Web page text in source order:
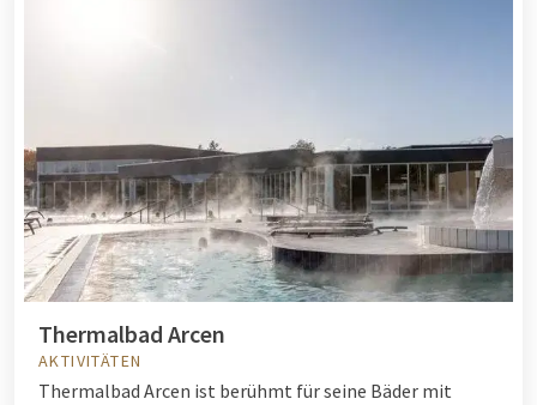
Thermalbad Arcen
AKTIVITÄTEN
Thermalbad Arcen ist berühmt für seine Bäder mit